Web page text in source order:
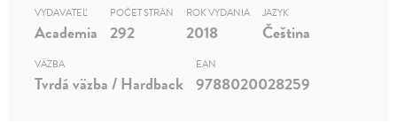
VYDAVATEĽ
Academia
POČET STRÁN
292
ROK VYDANIA
2018
JAZYK
Čeština
VÄZBA
Tvrdá väzba / Hardback
EAN
9788020028259